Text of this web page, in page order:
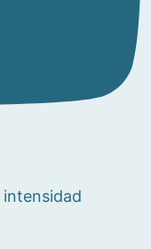
intensidad